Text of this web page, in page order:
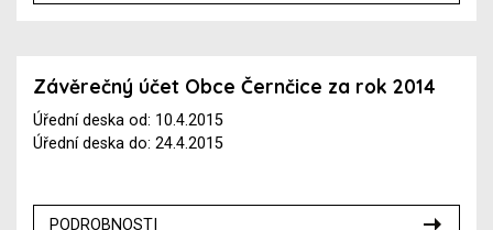
Závěrečný účet Obce Černčice za rok 2014
Úřední deska od: 10.4.2015
Úřední deska do: 24.4.2015
PODROBNOSTI